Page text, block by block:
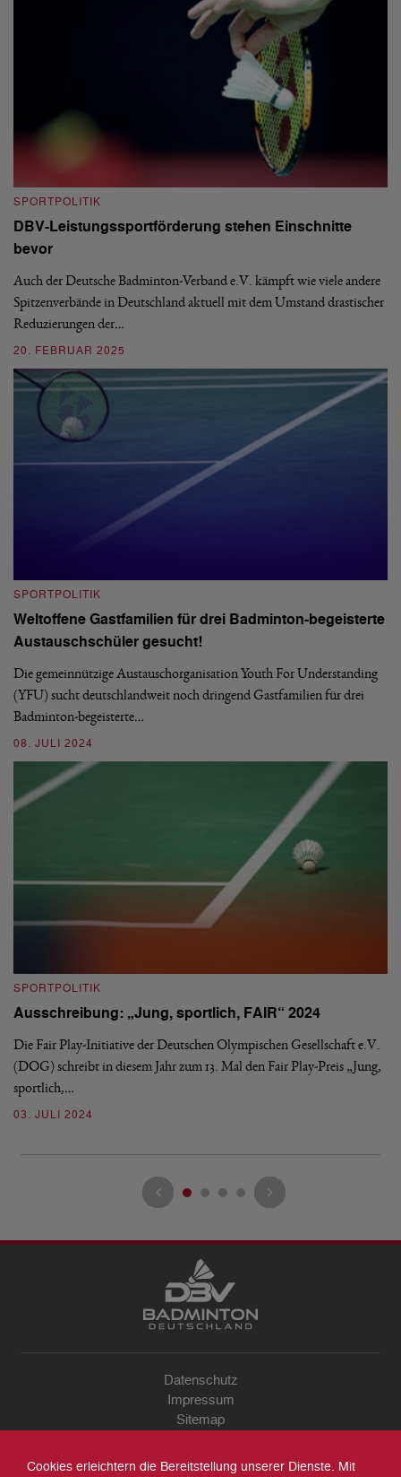
SPORTPOLITIK
DBV-Leistungssportförderung stehen Einschnitte
bevor
Auch der Deutsche Badminton-Verband e.V. kämpft wie viele andere
Spitzenverbände in Deutschland aktuell mit dem Umstand drastischer
Reduzierungen der…
20. FEBRUAR 2025
SPORTPOLITIK
Weltoffene Gastfamilien für drei Badminton-begeisterte
Austauschschüler gesucht!
Die gemeinnützige Austauschorganisation Youth For Understanding
(YFU) sucht deutschlandweit noch dringend Gastfamilien für drei
Badminton-begeisterte…
08. JULI 2024
SPORTPOLITIK
Ausschreibung: „Jung, sportlich, FAIR“ 2024
Die Fair Play-Initiative der Deutschen Olympischen Gesellschaft e.V.
(DOG) schreibt in diesem Jahr zum 13. Mal den Fair Play-Preis „Jung,
sportlich,…
03. JULI 2024
Datenschutz
Impressum
Sitemap
Archiv
Cookies erleichtern die Bereitstellung unserer Dienste. Mit